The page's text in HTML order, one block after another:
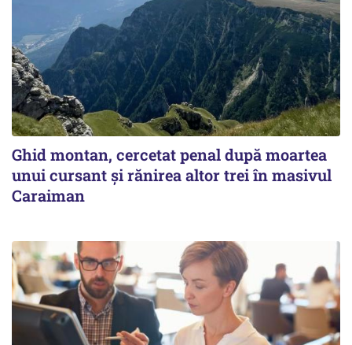
Ghid montan, cercetat penal după moartea
unui cursant și rănirea altor trei în masivul
Caraiman